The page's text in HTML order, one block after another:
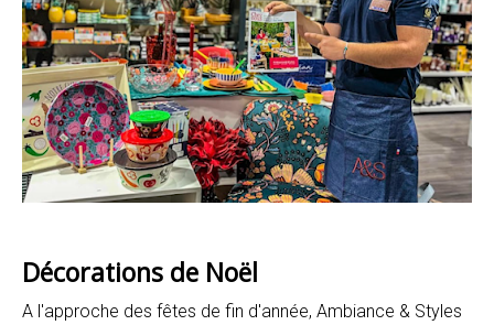
Décorations de Noël
A l'approche des fêtes de fin d'année, Ambiance & Styles